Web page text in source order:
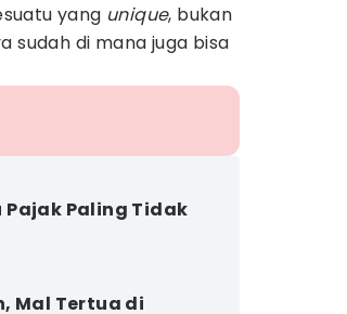
yang unique, bukan
sudah di mana juga bisa
Pajak Paling Tidak
Mal Tertua di